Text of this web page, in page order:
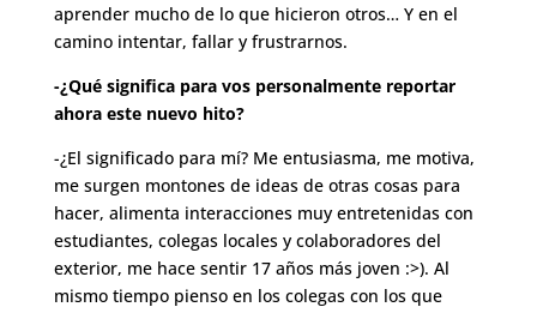
aprender mucho de lo que hicieron otros… Y en el
camino intentar, fallar y frustrarnos.
-¿Qué significa para vos personalmente reportar
ahora este nuevo hito?
-¿El significado para mí? Me entusiasma, me motiva,
me surgen montones de ideas de otras cosas para
hacer, alimenta interacciones muy entretenidas con
estudiantes, colegas locales y colaboradores del
exterior, me hace sentir 17 años más joven :>). Al
mismo tiempo pienso en los colegas con los que